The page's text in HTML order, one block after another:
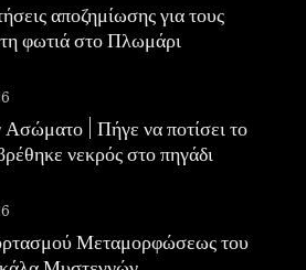
αποζημίωσης για τους
φωτιά στο Πλωμάρι
| Πήγε να ποτίσει το
νεκρός στο πηγάδι
Μεταμορφώσεως του